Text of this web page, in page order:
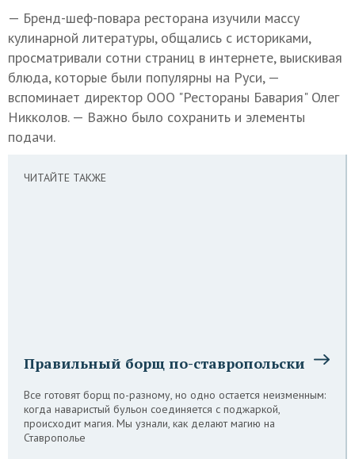
— Бренд-шеф-повара ресторана изучили массу
кулинарной литературы, общались с историками,
просматривали сотни страниц в интернете, выискивая
блюда, которые были популярны на Руси, —
вспоминает директор ООО "Рестораны Бавария" Олег
Никколов. — Важно было сохранить и элементы
подачи.
ЧИТАЙТЕ ТАКЖЕ
Правильный борщ по-ставропольски
Все готовят борщ по-разному, но одно остается неизменным:
когда наваристый бульон соединяется с поджаркой,
происходит магия. Мы узнали, как делают магию на
Ставрополье